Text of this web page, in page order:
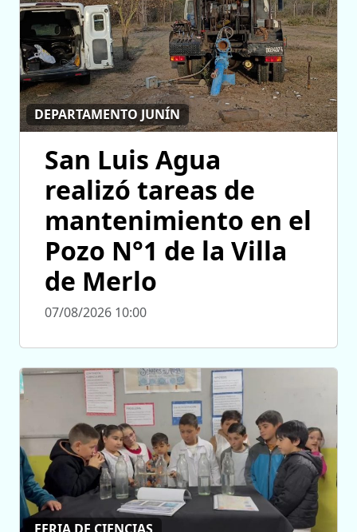
DEPARTAMENTO JUNÍN
San Luis Agua
realizó tareas de
mantenimiento en el
Pozo N°1 de la Villa
de Merlo
07/08/2026 10:00